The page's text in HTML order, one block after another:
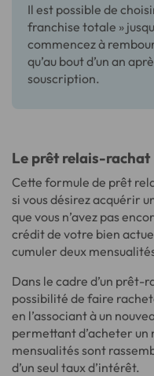
Il est possible de
franchise totale »
commencez à
qu’au bout d’un an
souscription.
Le prêt relais-rachat
Cette formule de prêt
si vous désirez acquérir
que vous n’avez pas
crédit de votre bien
cumuler deux
Dans le cadre d’un prêt-
possibilité de faire
en l’associant à un
permettant d’acheter un
mensualités sont
d’un seul taux d’intérêt.